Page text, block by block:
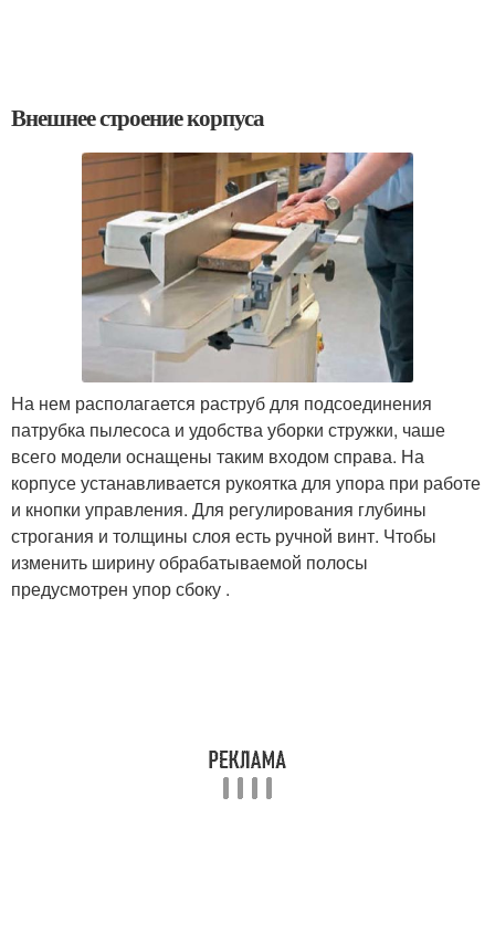
Внешнее строение корпуса
На нем располагается раструб для подсоединения
патрубка пылесоса и удобства уборки стружки, чаше
всего модели оснащены таким входом справа. На
корпусе устанавливается рукоятка для упора при работе
и кнопки управления. Для регулирования глубины
строгания и толщины слоя есть ручной винт. Чтобы
изменить ширину обрабатываемой полосы
предусмотрен упор сбоку .